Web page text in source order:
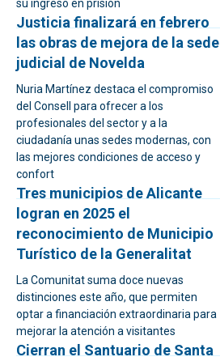
su ingreso en prisión
Justicia finalizará en febrero
las obras de mejora de la sede
judicial de Novelda
Nuria Martínez destaca el compromiso
del Consell para ofrecer a los
profesionales del sector y a la
ciudadanía unas sedes modernas, con
las mejores condiciones de acceso y
confort
Tres municipios de Alicante
logran en 2025 el
reconocimiento de Municipio
Turístico de la Generalitat
La Comunitat suma doce nuevas
distinciones este año, que permiten
optar a financiación extraordinaria para
mejorar la atención a visitantes
Cierran el Santuario de Santa